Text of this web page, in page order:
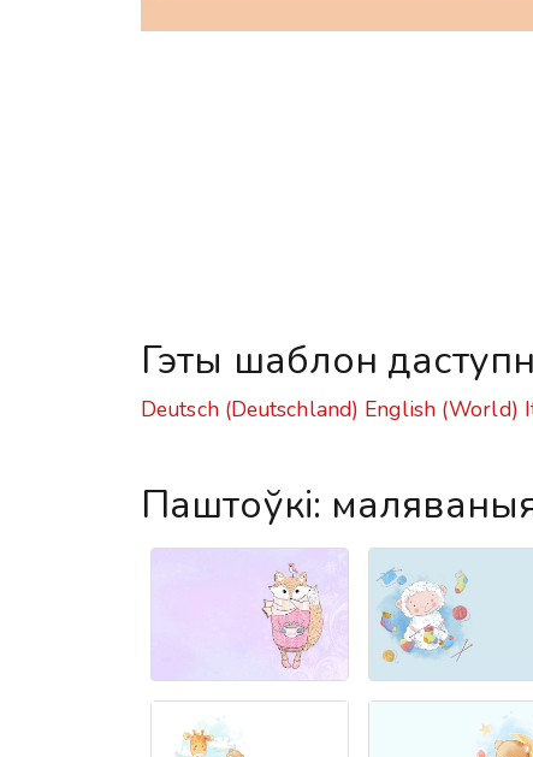
Гэты шаблон
Deutsch (Deutschland) English (World)
Паштоўкі: